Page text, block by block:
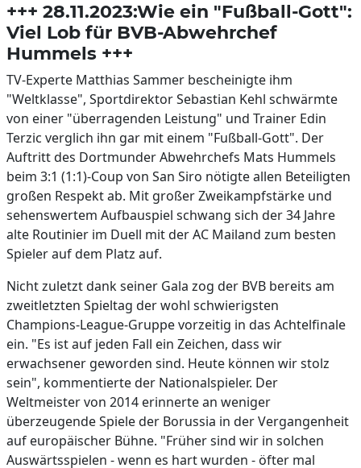
+++ 28.11.2023:Wie ein "Fußball-Gott":
Viel Lob für BVB-Abwehrchef
Hummels +++
TV-Experte Matthias Sammer bescheinigte ihm
"Weltklasse", Sportdirektor Sebastian Kehl schwärmte
von einer "überragenden Leistung" und Trainer Edin
Terzic verglich ihn gar mit einem "Fußball-Gott". Der
Auftritt des Dortmunder Abwehrchefs Mats Hummels
beim 3:1 (1:1)-Coup von San Siro nötigte allen Beteiligten
großen Respekt ab. Mit großer Zweikampfstärke und
sehenswertem Aufbauspiel schwang sich der 34 Jahre
alte Routinier im Duell mit der AC Mailand zum besten
Spieler auf dem Platz auf.
Nicht zuletzt dank seiner Gala zog der BVB bereits am
zweitletzten Spieltag der wohl schwierigsten
Champions-League-Gruppe vorzeitig in das Achtelfinale
ein. "Es ist auf jeden Fall ein Zeichen, dass wir
erwachsener geworden sind. Heute können wir stolz
sein", kommentierte der Nationalspieler. Der
Weltmeister von 2014 erinnerte an weniger
überzeugende Spiele der Borussia in der Vergangenheit
auf europäischer Bühne. "Früher sind wir in solchen
Auswärtsspielen - wenn es hart wurden - öfter mal